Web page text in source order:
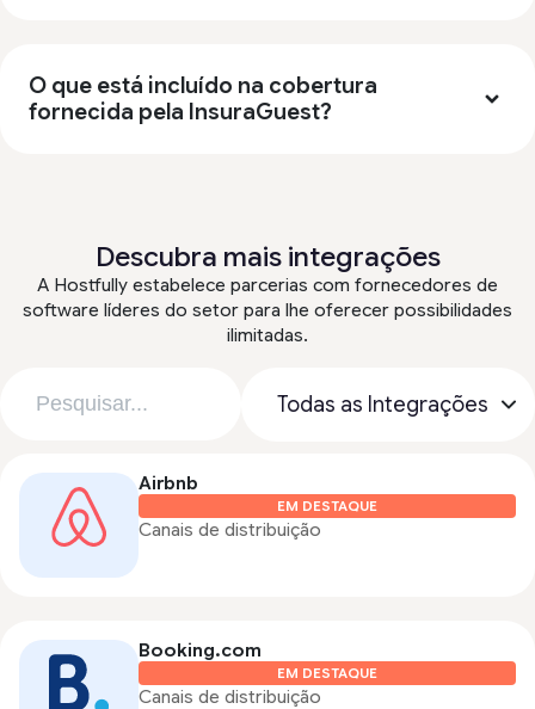
O que está incluído na cobertura
fornecida pela InsuraGuest?
Descubra mais integrações
A Hostfully estabelece parcerias com fornecedores de
software líderes do setor para lhe oferecer possibilidades
ilimitadas.
Airbnb
EM DESTAQUE
Canais de distribuição
Booking.com
EM DESTAQUE
Canais de distribuição